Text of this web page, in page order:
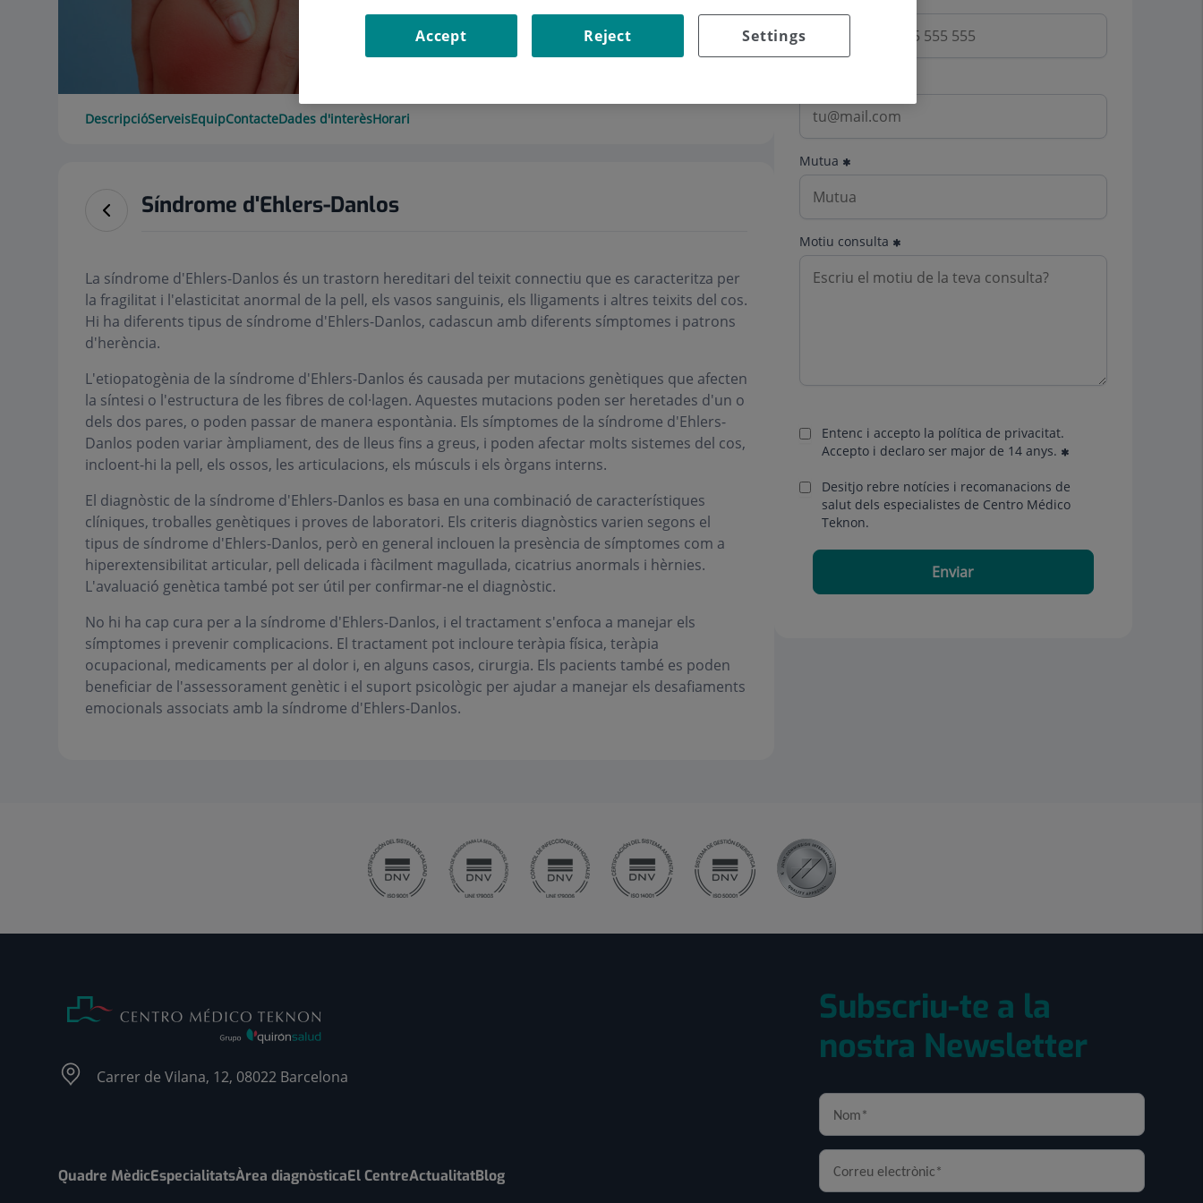
DescripcióServeisEquipContacteDades d'interèsHorari
Síndrome d'Ehlers-Danlos
La síndrome d'Ehlers-Danlos és un trastorn hereditari del teixit connectiu que es caracteritza per
la fragilitat i l'elasticitat anormal de la pell, els vasos sanguinis, els lligaments i altres teixits del cos.
Hi ha diferents tipus de síndrome d'Ehlers-Danlos, cadascun amb diferents símptomes i patrons
d'herència.
L'etiopatogènia de la síndrome d'Ehlers-Danlos és causada per mutacions genètiques que afecten
la síntesi o l'estructura de les fibres de col·lagen. Aquestes mutacions poden ser heretades d'un o
dels dos pares, o poden passar de manera espontània. Els símptomes de la síndrome d'Ehlers-
Danlos poden variar àmpliament, des de lleus fins a greus, i poden afectar molts sistemes del cos,
incloent-hi la pell, els ossos, les articulacions, els músculs i els òrgans interns.
El diagnòstic de la síndrome d'Ehlers-Danlos es basa en una combinació de característiques
clíniques, troballes genètiques i proves de laboratori. Els criteris diagnòstics varien segons el
tipus de síndrome d'Ehlers-Danlos, però en general inclouen la presència de símptomes com a
hiperextensibilitat articular, pell delicada i fàcilment magullada, cicatrius anormals i hèrnies.
L'avaluació genètica també pot ser útil per confirmar-ne el diagnòstic.
No hi ha cap cura per a la síndrome d'Ehlers-Danlos, i el tractament s'enfoca a manejar els
símptomes i prevenir complicacions. El tractament pot incloure teràpia física, teràpia
ocupacional, medicaments per al dolor i, en alguns casos, cirurgia. Els pacients també es poden
beneficiar de l'assessorament genètic i el suport psicològic per ajudar a manejar els desafiaments
emocionals associats amb la síndrome d'Ehlers-Danlos.
Mutua
Motiu consulta
Entenc i accepto la política de privacitat.
Accepto i declaro ser major de 14 anys.
Desitjo rebre notícies i recomanacions de
salut dels especialistes de Centro Médico
Teknon.
Enviar
Carrer de Vilana, 12, 08022 Barcelona
Quadre MèdicEspecialitatsÀrea diagnòsticaEl CentreActualitatBlog
Subscriu-te a la
nostra Newsletter
Settings
Reject
Accept